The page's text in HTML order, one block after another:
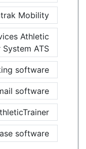
Mobility
Athletic
System ATS
software
software
software